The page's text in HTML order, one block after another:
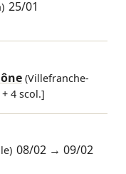
25/01
(Villefranche-
4 scol.]
08/02 →09/02